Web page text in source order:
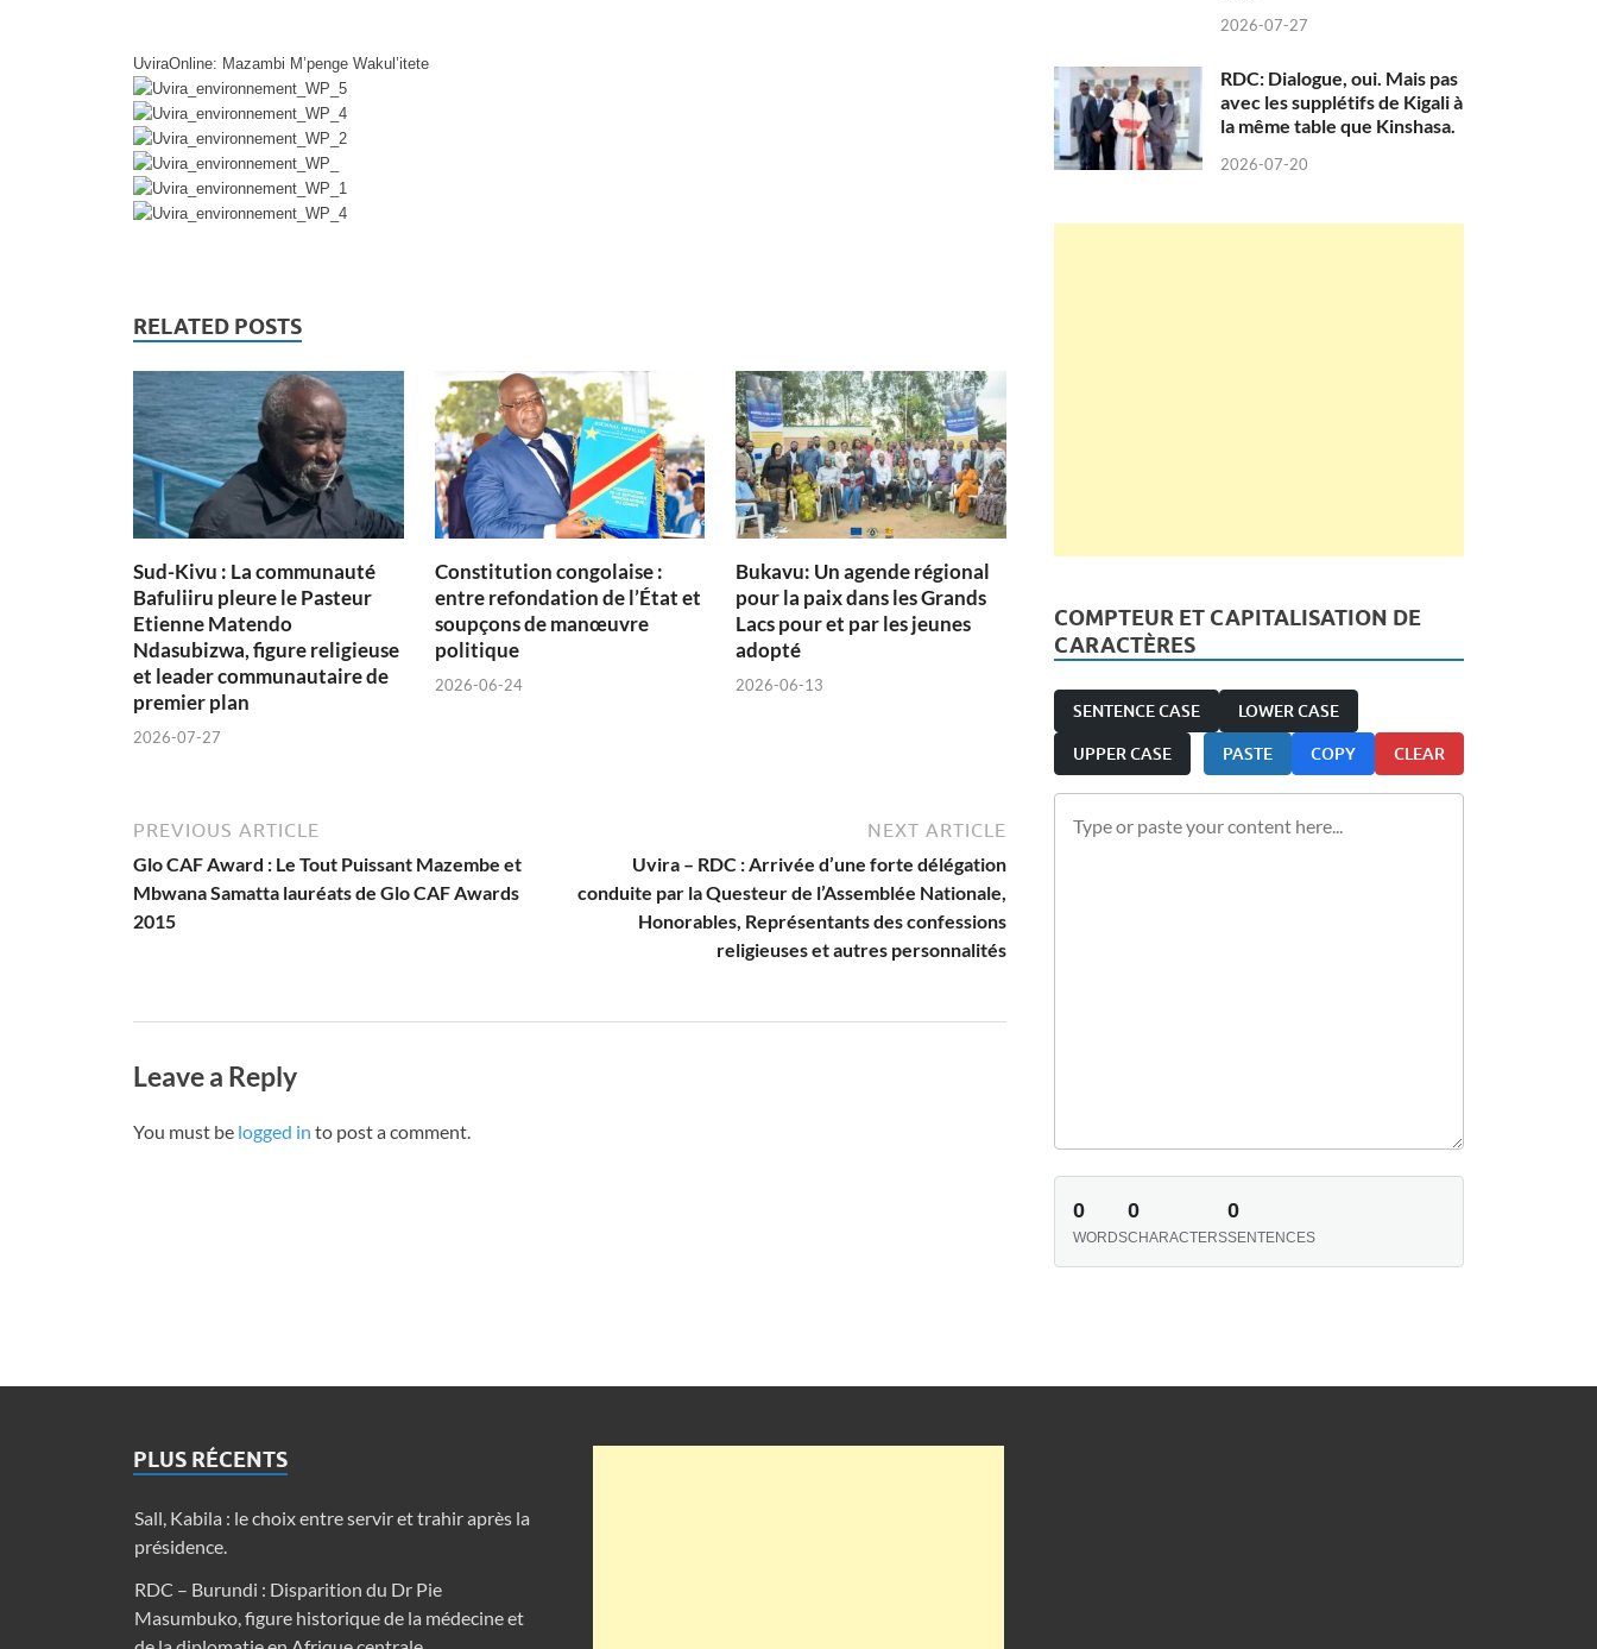
UviraOnline: Mazambi M’penge Wakul’itete
RELATED POSTS
Sud-Kivu : La communauté
Bafuliiru pleure le Pasteur
Etienne Matendo
Ndasubizwa, figure religieuse
et leader communautaire de
premier plan
2026-07-27
Constitution congolaise :
entre refondation de l’État et
soupçons de manœuvre
politique
2026-06-24
Bukavu: Un agende régional
pour la paix dans les Grands
Lacs pour et par les jeunes
adopté
2026-06-13
PREVIOUS ARTICLE
Glo CAF Award : Le Tout Puissant Mazembe et
Mbwana Samatta lauréats de Glo CAF Awards
2015
NEXT ARTICLE
Uvira – RDC : Arrivée d’une forte délégation
conduite par la Questeur de l’Assemblée Nationale,
Honorables, Représentants des confessions
religieuses et autres personnalités
Leave a Reply
You must be logged in to post a comment.
2026-07-27
RDC: Dialogue, oui. Mais pas
avec les supplétifs de Kigali à
la même table que Kinshasa.
2026-07-20
COMPTEUR ET CAPITALISATION DE
CARACTÈRES
SENTENCE CASE LOWER CASE
UPPER CASE PASTE COPY CLEAR
0
WORDS
0
CHARACTERS
0
SENTENCES
PLUS RÉCENTS
Sall, Kabila : le choix entre servir et trahir après la
présidence.
RDC – Burundi : Disparition du Dr Pie
Masumbuko, figure historique de la médecine et